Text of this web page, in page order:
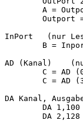
A =
Outport
InPort   (nur
B =
AD (Kanal)
C = AD
C = AD
DA Kanal,
DA